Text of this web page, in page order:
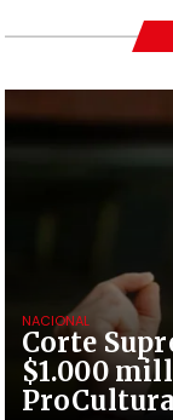
Corte
$1.000
ProCultura
NACIONAL